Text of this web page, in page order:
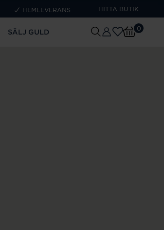
HEMLEVERANS HITTA BUTIK
SÄLJ GULD 0